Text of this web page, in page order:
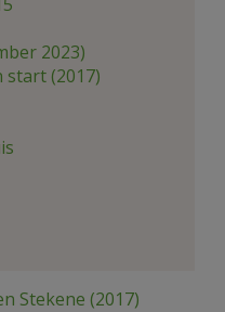
2023)
start (2017)
Stekene (2017)